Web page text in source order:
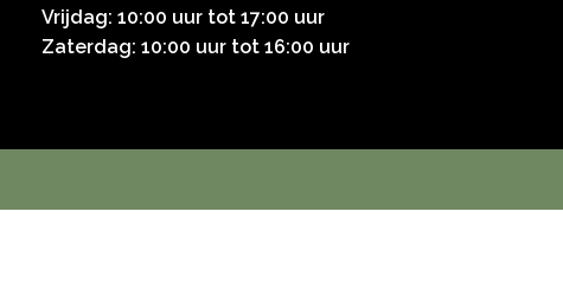
Vrijdag: 10:00 uur tot 17:00 uur
Zaterdag: 10:00 uur tot 16:00 uur